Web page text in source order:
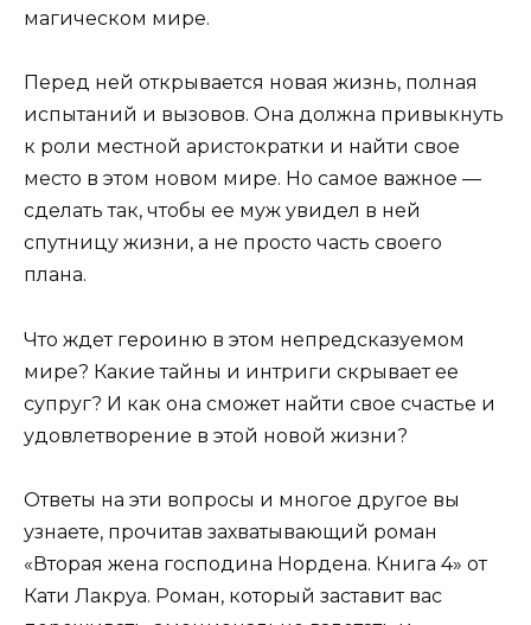
магическом мире.
Перед ней открывается новая жизнь, полная
испытаний и вызовов. Она должна привыкнуть
к роли местной аристократки и найти свое
место в этом новом мире. Но самое важное —
сделать так, чтобы ее муж увидел в ней
спутницу жизни, а не просто часть своего
плана.
Что ждет героиню в этом непредсказуемом
мире? Какие тайны и интриги скрывает ее
супруг? И как она сможет найти свое счастье и
удовлетворение в этой новой жизни?
Ответы на эти вопросы и многое другое вы
узнаете, прочитав захватывающий роман
«Вторая жена господина Нордена. Книга 4» от
Кати Лакруа. Роман, который заставит вас